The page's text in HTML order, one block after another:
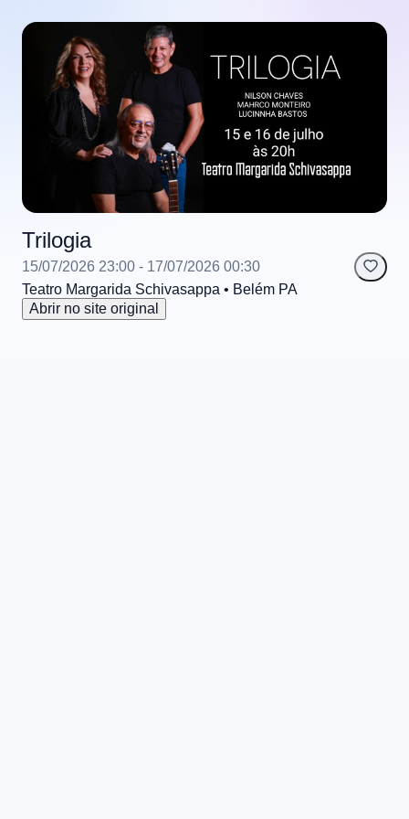
Trilogia
15/07/2026 23:00 - 17/07/2026 00:30
Teatro Margarida Schivasappa • Belém PA
Abrir no site original